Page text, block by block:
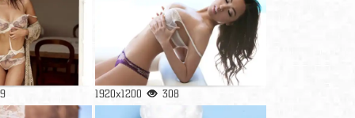
1920x1200 308